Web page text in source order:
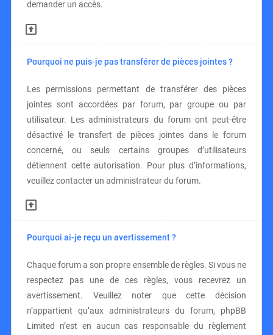
demander un accès.
Pourquoi ne puis-je pas transférer de pièces jointes ?
Les permissions permettant de transférer des pièces
jointes sont accordées par forum, par groupe ou par
utilisateur. Les administrateurs du forum ont peut-être
désactivé le transfert de pièces jointes dans le forum
concerné, ou seuls certains groupes d’utilisateurs
détiennent cette autorisation. Pour plus d’informations,
veuillez contacter un administrateur du forum.
Pourquoi ai-je reçu un avertissement ?
Chaque forum a son propre ensemble de règles. Si vous ne
respectez pas une de ces règles, vous recevrez un
avertissement. Veuillez noter que cette décision
n’appartient qu’aux administrateurs du forum, phpBB
Limited n’est en aucun cas responsable du règlement